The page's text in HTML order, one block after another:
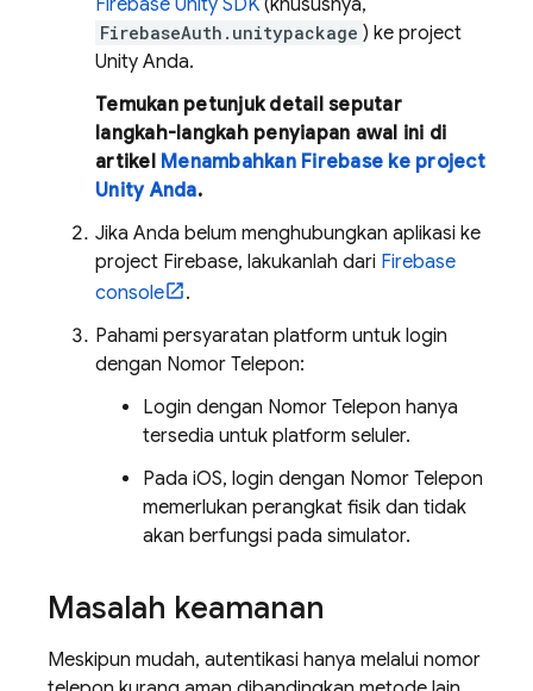
Firebase Unity SDK (khususnya,
FirebaseAuth.unitypackage ) ke project
Unity Anda.
Temukan petunjuk detail seputar
langkah-langkah penyiapan awal ini di
artikel Menambahkan Firebase ke project
Unity Anda.
Jika Anda belum menghubungkan aplikasi ke
project Firebase, lakukanlah dari Firebase
console
.
Pahami persyaratan platform untuk login
dengan Nomor Telepon:
Login dengan Nomor Telepon hanya
tersedia untuk platform seluler.
Pada iOS, login dengan Nomor Telepon
memerlukan perangkat fisik dan tidak
akan berfungsi pada simulator.
Masalah keamanan
Meskipun mudah, autentikasi hanya melalui nomor